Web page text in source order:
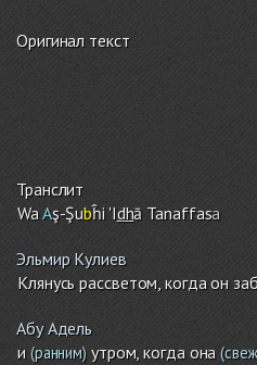
Оригинал текст
Транслит
WaAş-Şubĥi 'Idhā Tanaffasa
Эльмир Кулиев
Клянусь рассветом, когда он
Абу Адель
и(ранним) утром, когда она